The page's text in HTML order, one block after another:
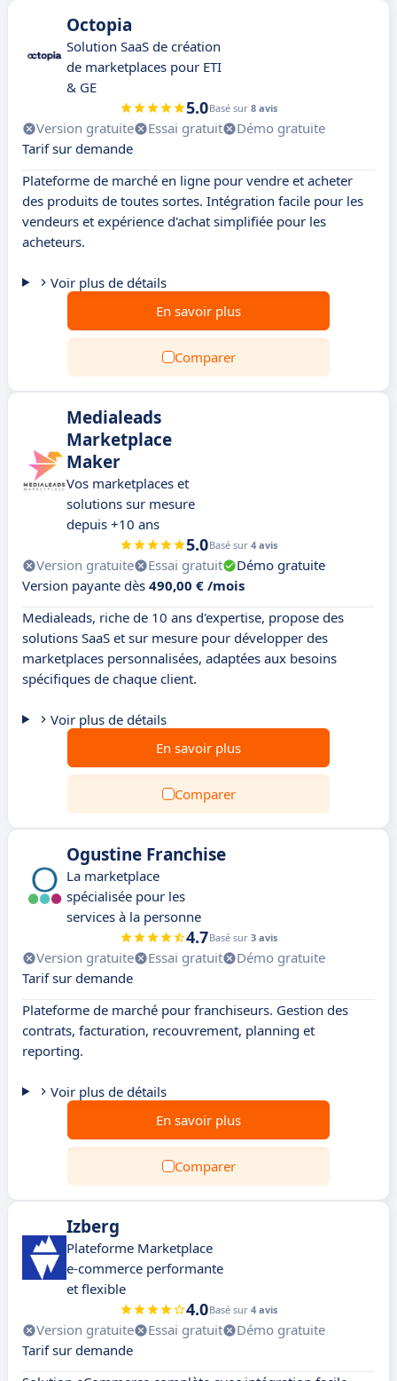
Octopia
Solution SaaS de création
de marketplaces pour ETI
& GE
5.0Basé sur 8 avis
Version gratuite Essai gratuit
Démo gratuite
Tarif sur demande
Plateforme de marché en ligne pour vendre et acheter
des produits de toutes sortes. Intégration facile pour les
vendeurs et expérience d'achat simplifiée pour les
acheteurs.
Voir plus de détails
En savoir plus
Comparer
Medialeads
Marketplace
Maker
Vos marketplaces et
solutions sur mesure
depuis +10 ans
5.0Basé sur 4 avis
Version gratuite Essai gratuit
Démo gratuite
Version payante dès 490,00 € /mois
Medialeads, riche de 10 ans d'expertise, propose des
solutions SaaS et sur mesure pour développer des
marketplaces personnalisées, adaptées aux besoins
spécifiques de chaque client.
Voir plus de détails
En savoir plus
Comparer
Ogustine Franchise
La marketplace
spécialisée pour les
services à la personne
4.7Basé sur 3 avis
Version gratuite Essai gratuit
Démo gratuite
Tarif sur demande
Plateforme de marché pour franchiseurs. Gestion des
contrats, facturation, recouvrement, planning et
reporting.
Voir plus de détails
En savoir plus
Comparer
Izberg
Plateforme Marketplace
e-commerce performante
et flexible
4.0Basé sur 4 avis
Version gratuite Essai gratuit
Démo gratuite
Tarif sur demande